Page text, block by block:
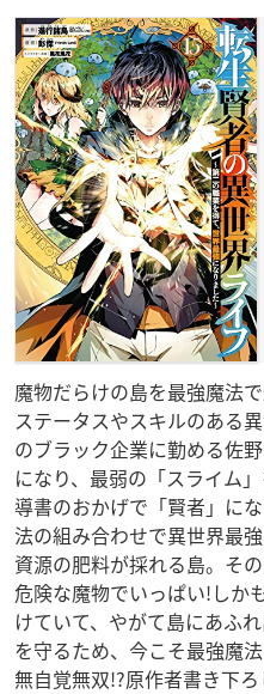
魔物だらけの島を最強魔法
ステータスやスキルのある
のブラック企業に勤める佐
になり、最弱の「スライム
導書のおかげで「賢者」に
法の組み合わせで異世界最
資源の肥料が採れる島。そ
危険な魔物でいっぱい!しか
けていて、やがて島にあふ
を守るため、今こそ最強魔
無自覚無双!?原作者書き下